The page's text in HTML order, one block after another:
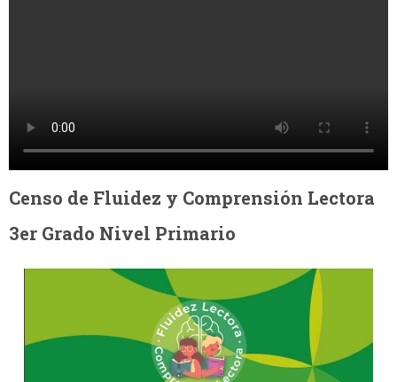
Censo de Fluidez y Comprensión Lectora
3er Grado Nivel Primario